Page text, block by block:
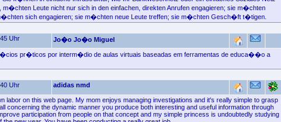
m�chten Leute nicht nur sich in den einfachen, direkten Anrufen engagieren; sie m�chten
sich engagieren; sie m�chten neue Leute treffen; sie m�chten Gesch�ft t�tigen.
Uhr Jo�o Jo�o Miguel
pr�ticos por interm�dio de aulas virtuais baseadas em ferramentas de educa��o a
Uhr adidas nmd
labor on this web page. My mom enjoys managing investigations and it's really simple to grasp
concerning the dynamic manner you produce both interesting and useful information through
participation from people on that concept and my simple princess is undoubtedly studying